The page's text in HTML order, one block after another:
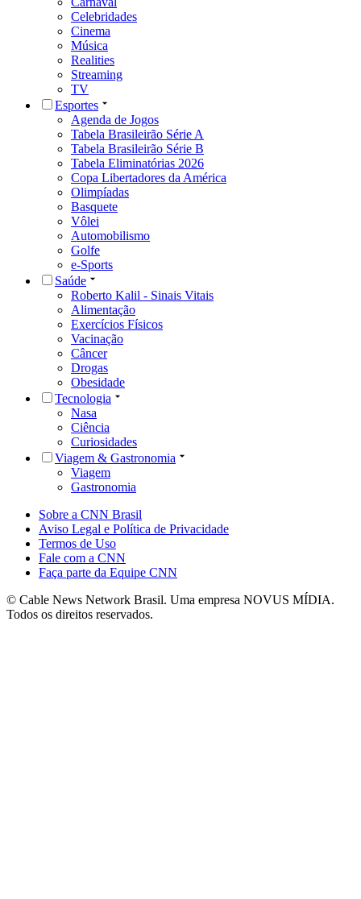
Celebridades
Cinema
Música
Realities
Streaming
TV
Esportes
Agenda de Jogos
Tabela Brasileirão Série A
Tabela Brasileirão Série B
Tabela Eliminatórias 2026
Copa Libertadores da América
Olimpíadas
Basquete
Vôlei
Automobilismo
Golfe
e-Sports
Saúde
Roberto Kalil - Sinais Vitais
Alimentação
Exercícios Físicos
Vacinação
Câncer
Drogas
Obesidade
Tecnologia
Nasa
Ciência
Curiosidades
Viagem & Gastronomia
Viagem
Gastronomia
Sobre a CNN Brasil
Aviso Legal e Política de Privacidade
Termos de Uso
Fale com a CNN
Faça parte da Equipe CNN
© Cable News Network Brasil. Uma empresa NOVUS MÍDIA.
Todos os direitos reservados.